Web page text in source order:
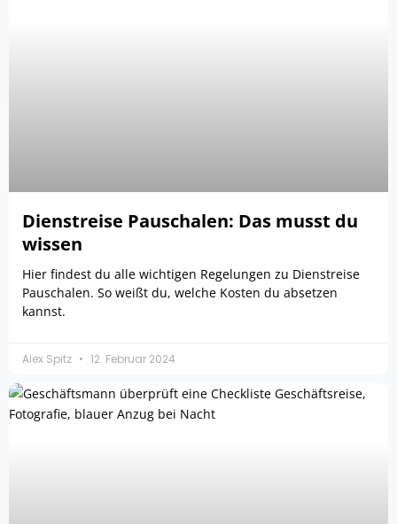
Dienstreise Pauschalen: Das musst du
wissen
Hier findest du alle wichtigen Regelungen zu Dienstreise
Pauschalen. So weißt du, welche Kosten du absetzen
kannst.
Alex Spitz 12. Februar 2024